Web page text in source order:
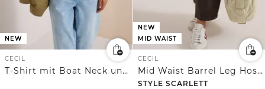
NEW
CECIL
T-Shirt mit Boat Neck und Leo-Piping
NEW
MID WAIST
CECIL
Mid Waist Barrel Leg Hose im Casual Fit
STYLE SCARLETT